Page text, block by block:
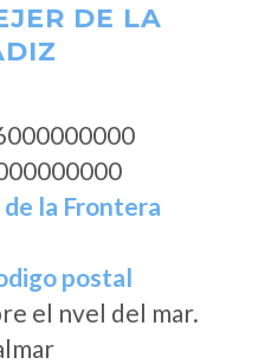
DE LA
la Frontera
postal
el nvel del mar.